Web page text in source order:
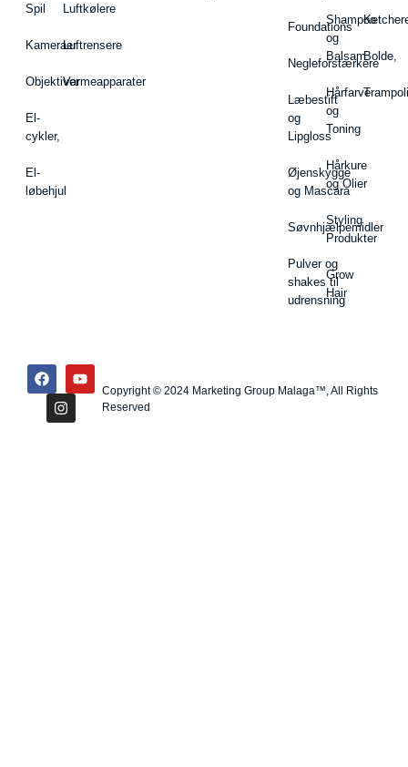
Spil
Kameraer
Objektiver
El-
cykler,
El-
løbehjul
Luftkølere
Luftrensere
Varmeapparater
Foundations
Negleforstærkere
Læbestift
og
Lipgloss
Øjenskygge
og Mascara
Søvnhjælpemidler
Pulver og
shakes til
udrensning
Shampoo
og
Balsam
Hårfarve
og
Toning
Hårkure
og Olier
Styling
Produkter
Grow
Hair
Bolde,
Copyright © 2024 Marketing Group Malaga™, All Rights
Reserved